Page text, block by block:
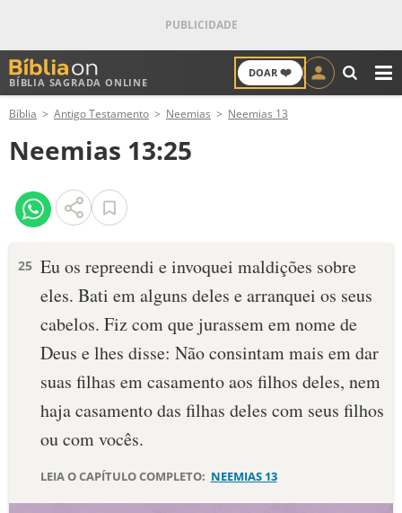
BÍBLIA SAGRADA ONLINE
DOAR ❤️
ANTIGO TESTAMENTO
NOVO TESTAMENTO
VERSÍCULOS
PALAVRA DO DIA
SALMO DO DIA
DEVOCIONAL DIÁRIO
10 MANDAMENTOS
ESTUDOS BÍBLICOS
Bíblia Antigo Testamento Neemias Neemias 13
Neemias 13:25
25 Eu os repreendi e invoquei maldições sobre
eles. Bati em alguns deles e arranquei os seus
cabelos. Fiz com que jurassem em nome de
Deus e lhes disse: Não consintam mais em dar
suas filhas em casa­mento aos filhos deles, nem
haja casamento das filhas deles com seus filhos
ou com vocês.
LEIA O CAPÍTULO COMPLETO: NEEMIAS 13